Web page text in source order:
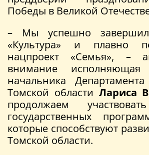
Победы в Великой
– Мы успешно
«Культура» и плавно
нацпроект «Семья», –
внимание исполняющая
начальника
Томской области Лариса
продолжаем
государственных
которые способствуют
Томской области.